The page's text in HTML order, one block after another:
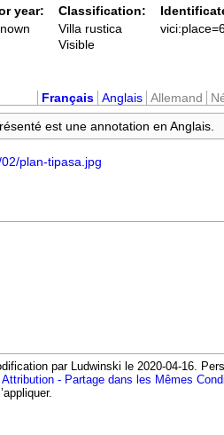
year:
Classification:
Villa rustica
Visible
Français Anglais Allemand
est une annotation en Anglais.
plan-tipasa.jpg
par Ludwinski le 2020-04-16.
Attribution - Partage dans les Mêmes